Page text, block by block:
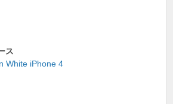
ス
White iPhone 4